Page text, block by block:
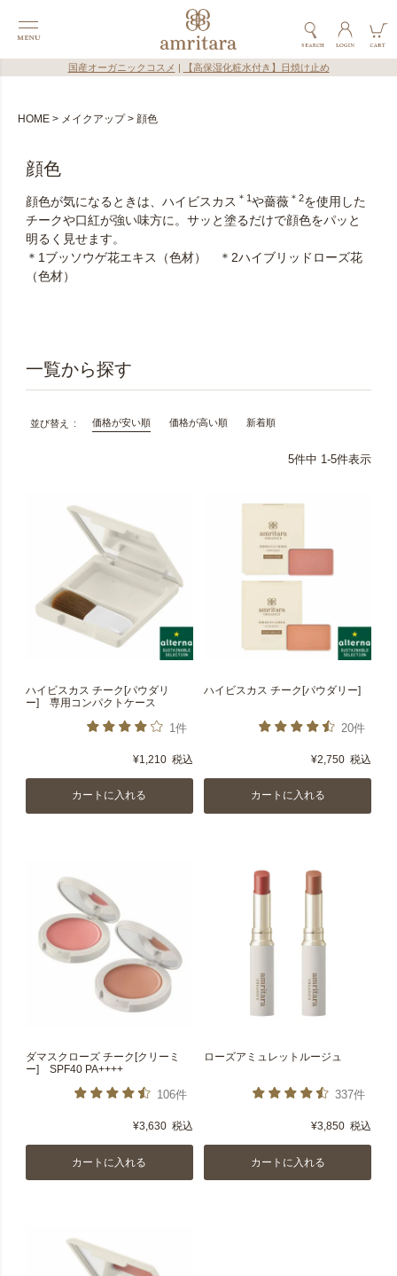
国産オーガニックコスメ 【高保湿化粧水付き】日焼け止め
HOME メイクアップ 顔色
顔色
顔色が気になるときは、ハイビスカス ＊1や薔薇＊2を使用した
チークや口紅が強い味方に。サッと塗るだけで顔色をパッと
明るく見せます。
＊1ブッソウゲ花エキス（色材） ＊2ハイブリッドローズ花
（色材）
並び替え 価格が安い順 価格が高い順 新着順
5件中 1-5件表示
ハイビスカス チーク[パウダリ
ー] 専用コンパクトケース
1件
¥1,210 税込
カートに入れる
ハイビスカス チーク[パウダリー]
20件
¥2,750 税込
カートに入れる
ダマスクローズ チーク[クリーミ
ー] SPF40 PA++++
106件
¥3,630 税込
カートに入れる
ローズアミュレットルージュ
337件
¥3,850 税込
カートに入れる